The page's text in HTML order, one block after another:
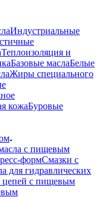
Индустриальные
Теплоизоляция и
Базовые маслаБелые
Жиры специального
кожаБуровые
с пищевым
формСмазки с
для гидравлических
цепей с пищевым